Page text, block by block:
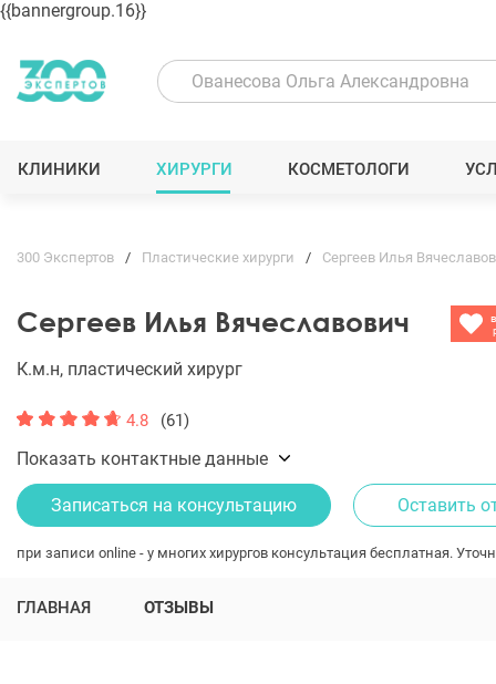
{{bannergroup.16}}
КЛИНИКИ ХИРУРГИ КОСМЕТОЛОГИ
300 Экспертов Пластические хирурги Сергеев Илья
Сергеев Илья Вячеславович
К.м.н, пластический хирург
4.8 (61)
Показать контактные данные
Записаться на консультацию Оставить
при записи online - у многих хирургов консультация бесплатная.
ГЛАВНАЯ ОТЗЫВЫ